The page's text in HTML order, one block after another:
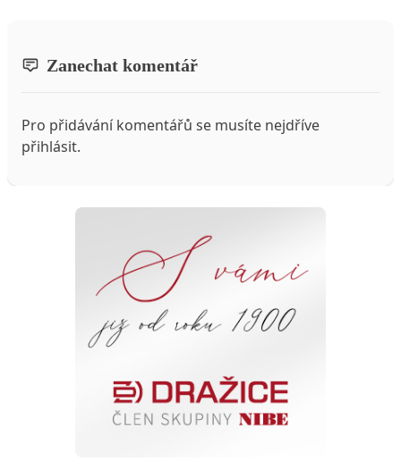
Zanechat komentář
Pro přidávání komentářů se musíte nejdříve
přihlásit.